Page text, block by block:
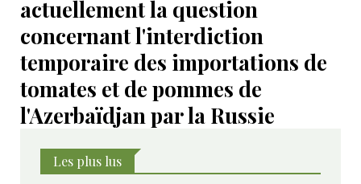
actuellement la question
concernant l'interdiction
temporaire des importations de
tomates et de pommes de
l'Azerbaïdjan par la Russie
Les plus lus